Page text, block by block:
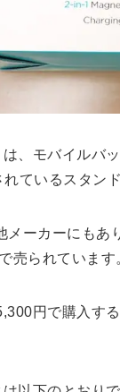
、モバイルバ
れているスタン
ーカーにもあ
売られています
円で購入する